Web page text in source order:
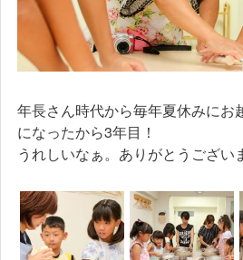
年長さん時代から毎年夏休みにお
になったから3年目！
うれしいなぁ。ありがとうござい